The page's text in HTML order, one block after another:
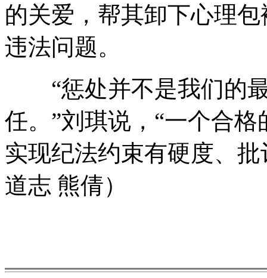
的关爱，帮其卸下心理
违法问题。
“惩处并不是我们的最
任。”刘琪说，“一个合
实现纪法约束有硬度、
道志 熊倩）